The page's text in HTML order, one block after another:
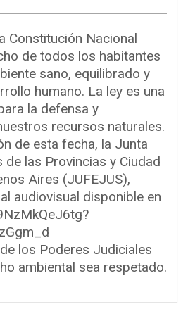
Constitución Nacional
de todos los habitantes
sano, equilibrado y
humano. La ley es una
la defensa y
recursos naturales.
de esta fecha, la Junta
de las Provincias y Ciudad
Aires (JUFEJUS),
audiovisual disponible en
los Poderes Judiciales
ambiental sea respetado.